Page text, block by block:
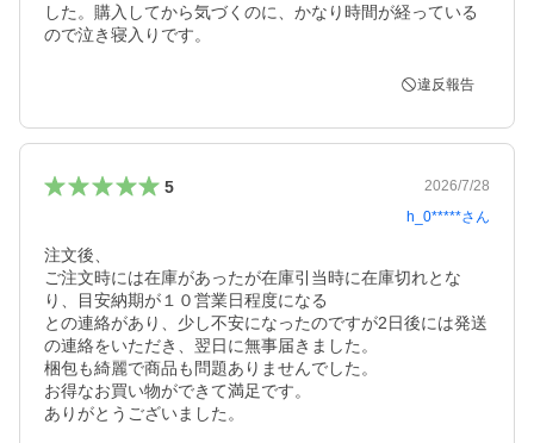
した。購入してから気づくのに、かなり時間が経っている
ので泣き寝入りです。
違反報告
5
2026/7/28
h_0*****さん
注文後、
ご注文時には在庫があったが在庫引当時に在庫切れとな
り、目安納期が１０営業日程度になる
との連絡があり、少し不安になったのですが2日後には発送
の連絡をいただき、翌日に無事届きました。
梱包も綺麗で商品も問題ありませんでした。
お得なお買い物ができて満足です。
ありがとうございました。